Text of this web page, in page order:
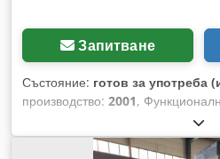
Запитване
Състояние: готов за употреба
производство: 2001,
, разстояние на
мм, ход по оста Y:1 000 мм, ход